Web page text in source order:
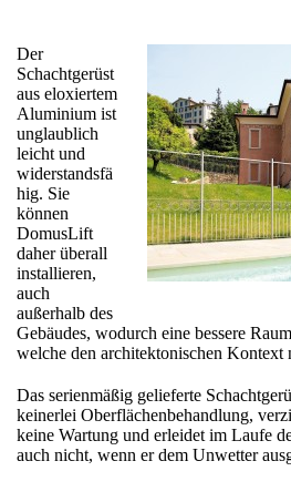
Der
Schachtgerüst
aus eloxiertem
Aluminium ist
unglaublich
leicht und
widerstandsfä
hig. Sie
können
DomusLift
daher überall
installieren,
auch
außerhalb des
Gebäudes, wodurch eine bessere
welche den architektonischen Kontext
Das serienmäßig gelieferte
keinerlei Oberflächenbehandlung,
keine Wartung und erleidet im Laufe
auch nicht, wenn er dem Unwetter